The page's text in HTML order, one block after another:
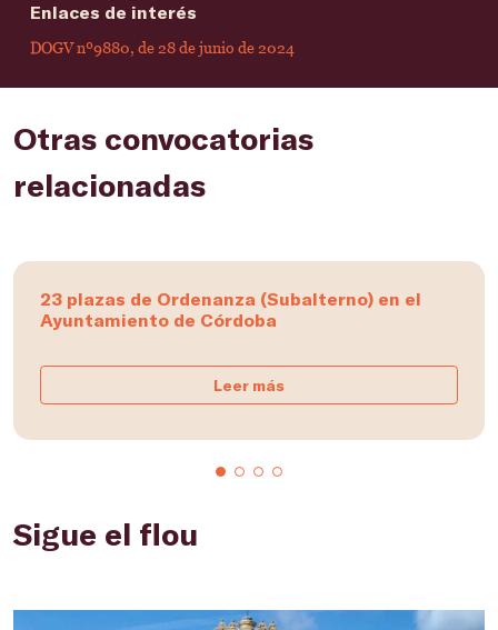
Enlaces de interés
DOGV nº9880, de 28 de junio de 2024
Otras convocatorias
relacionadas
23 plazas de Ordenanza (Subalterno) en el
Ayuntamiento de Córdoba
Leer más
Sigue el flou